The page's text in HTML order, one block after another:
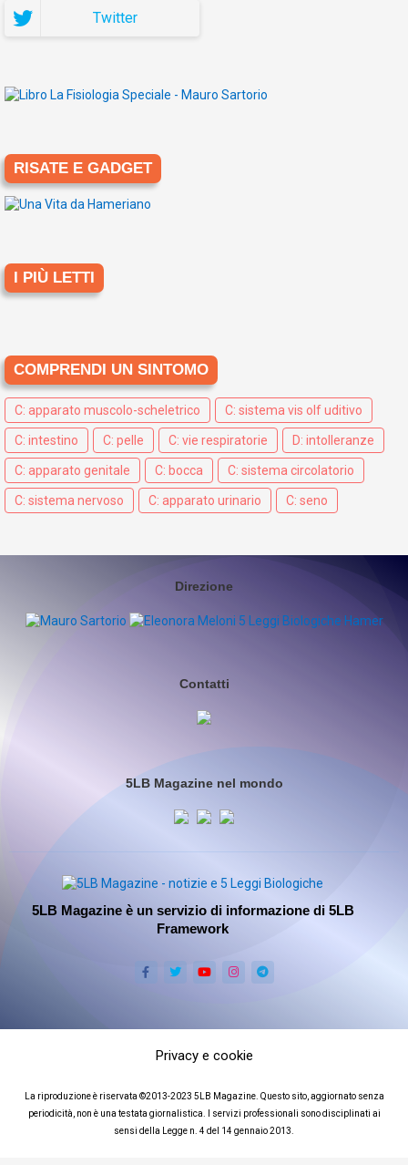
Twitter
RISATE E GADGET
I PIÙ LETTI
COMPRENDI UN SINTOMO
C: apparato muscolo-scheletrico C: sistema vis olf uditivo
C: intestino C: pelle C: vie respiratorie D: intolleranze
C: apparato genitale C: bocca C: sistema circolatorio
C: sistema nervoso C: apparato urinario C: seno
Direzione
Contatti
5LB Magazine nel mondo
5LB Magazine è un servizio di informazione di 5LB
Framework
La riproduzione è riservata ©2013-2023 5LB Magazine. Questo sito, aggiornato senza
periodicità, non è una testata giornalistica. I servizi professionali sono disciplinati ai
sensi della Legge n. 4 del 14 gennaio 2013.
Privacy e cookie